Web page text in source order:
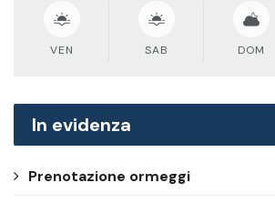
VEN SAB DOM
In evidenza
Prenotazione ormeggi